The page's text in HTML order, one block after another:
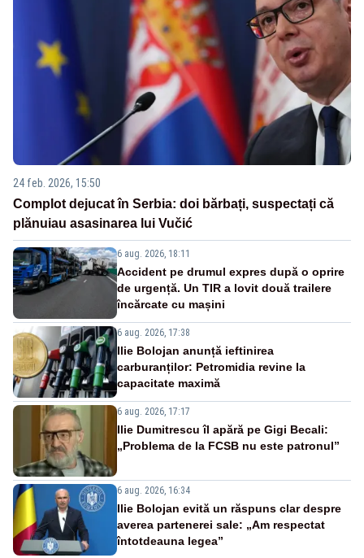
24 feb. 2026, 15:50
Complot dejucat în Serbia: doi bărbați, suspectați că
plănuiau asasinarea lui Vučić
6 aug. 2026, 18:11
Accident pe drumul expres după o oprire
de urgență. Un TIR a lovit două trailere
încărcate cu mașini
6 aug. 2026, 17:38
Ilie Bolojan anunță ieftinirea
carburanților: Petromidia revine la
capacitate maximă
6 aug. 2026, 17:17
Ilie Dumitrescu îl apără pe Gigi Becali:
„Problema de la FCSB nu este patronul”
6 aug. 2026, 16:34
Ilie Bolojan evită un răspuns clar despre
averea partenerei sale: „Am respectat
întotdeauna legea”